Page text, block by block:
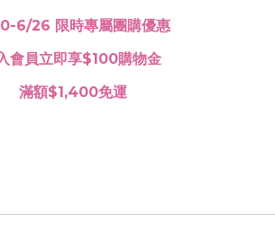
6/26 限時專屬團購優惠
會員立即享$100購物金
滿額$1,400免運